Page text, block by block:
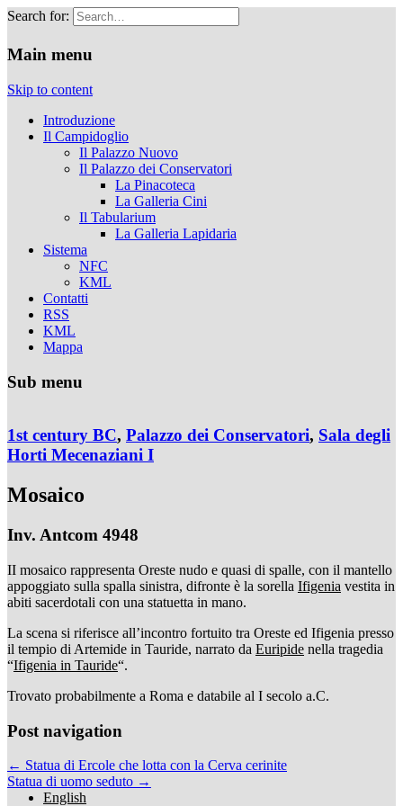
Search for:
Musei Capitolini
Main menu
Skip to content
Introduzione
Il Campidoglio
Il Palazzo Nuovo
Il Palazzo dei Conservatori
La Pinacoteca
La Galleria Cini
Il Tabularium
La Galleria Lapidaria
Sistema
NFC
KML
Contatti
RSS
KML
Mappa
Sub menu
1st century BC, Palazzo dei Conservatori, Sala degli
Horti Mecenaziani I
Mosaico
Inv. Antcom 4948
II mosaico rappresenta Oreste nudo e quasi di spalle, con il mantello
appoggiato sulla spalla sinistra, difronte è la sorella Ifigenia vestita in
abiti sacerdotali con una statuetta in mano.
La scena si riferisce all’incontro fortuito tra Oreste ed Ifigenia presso
il tempio di Artemide in Tauride, narrato da Euripide nella tragedia
“Ifigenia in Tauride“.
Trovato probabilmente a Roma e databile al I secolo a.C.
Post navigation
← Statua di Ercole che lotta con la Cerva cerinite
Statua di uomo seduto →
English